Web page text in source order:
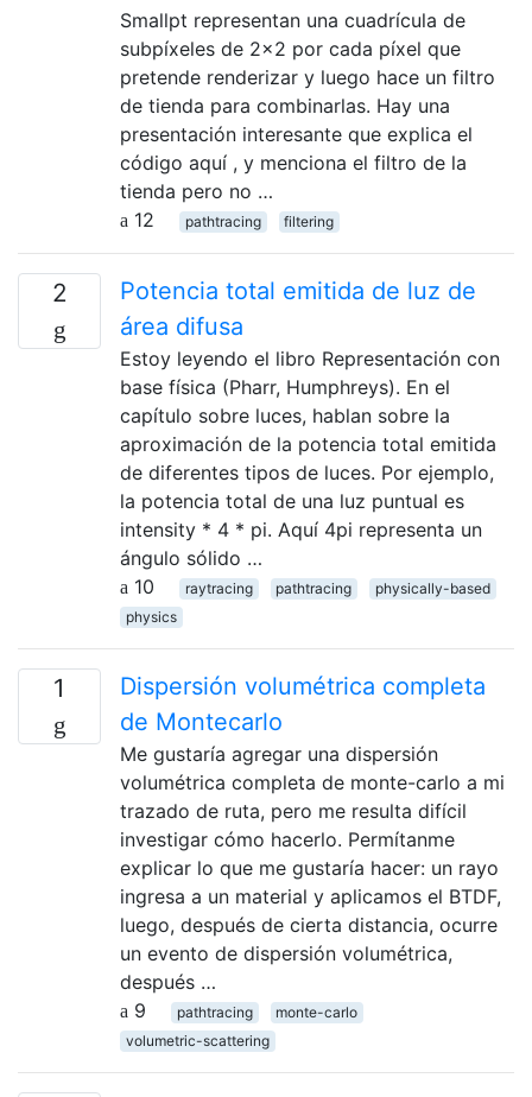
Smallpt representan una cuadrícula de
subpíxeles de 2x2 por cada píxel que
pretende renderizar y luego hace un filtro
de tienda para combinarlas. Hay una
presentación interesante que explica el
código aquí , y menciona el filtro de la
tienda pero no …
12
pathtracing filtering
2
Potencia total emitida de luz de
área difusa
Estoy leyendo el libro Representación con
base física (Pharr, Humphreys). En el
capítulo sobre luces, hablan sobre la
aproximación de la potencia total emitida
de diferentes tipos de luces. Por ejemplo,
la potencia total de una luz puntual es
intensity * 4 * pi. Aquí 4pi representa un
ángulo sólido …
10
raytracing pathtracing
physically-based
physics
1
Dispersión volumétrica completa
de Montecarlo
Me gustaría agregar una dispersión
volumétrica completa de monte-carlo a mi
trazado de ruta, pero me resulta difícil
investigar cómo hacerlo. Permítanme
explicar lo que me gustaría hacer: un rayo
ingresa a un material y aplicamos el BTDF,
luego, después de cierta distancia, ocurre
un evento de dispersión volumétrica,
después …
9
pathtracing
monte-carlo
volumetric-scattering